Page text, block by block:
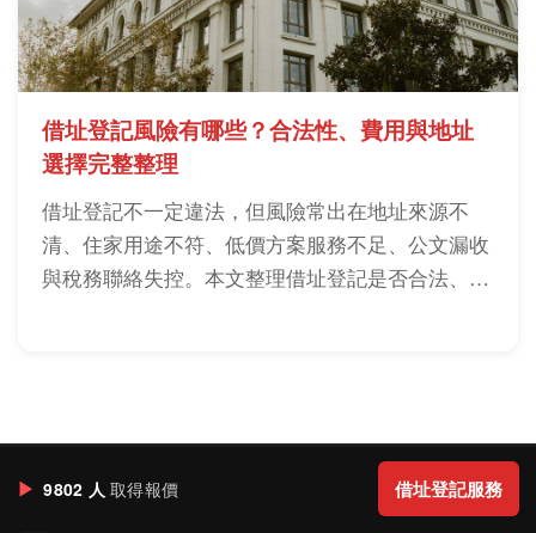
借址登記風險有哪些？合法性、費用與地址
選擇完整整理
借址登記不一定違法，但風險常出在地址來源不
清、住家用途不符、低價方案服務不足、公文漏收
與稅務聯絡失控。本文整理借址登記是否合法、費
▶ 9802 人 取得報價 借址登記服務